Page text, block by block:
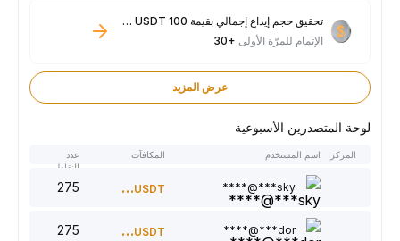
تحقيق حجم إيداع إجمالي بقيمة 100 USDT فأكثر
الإتمام للمرّة الأولى+30
عرض المزيد
لوحة المتصدرين الأسبوعية
المركز اسم المستخدم المكافآت
النقاط
sky***@****
300USDT
dor***@****
220USDT